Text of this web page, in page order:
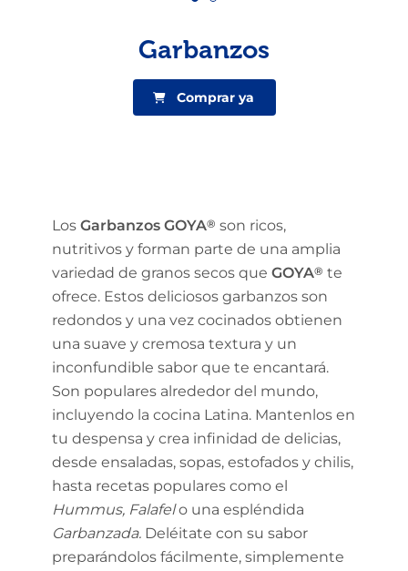
Garbanzos
Comprar ya
Los Garbanzos GOYA® son ricos,
nutritivos y forman parte de una amplia
variedad de granos secos que GOYA® te
ofrece. Estos deliciosos garbanzos son
redondos y una vez cocinados obtienen
una suave y cremosa textura y un
inconfundible sabor que te encantará.
Son populares alrededor del mundo,
incluyendo la cocina Latina. Mantenlos en
tu despensa y crea infinidad de delicias,
desde ensaladas, sopas, estofados y chilis,
hasta recetas populares como el
Hummus, Falafelo una espléndida
Garbanzada.Deléitate con su sabor
preparándolos fácilmente, simplemente